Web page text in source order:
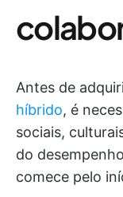
Antes de
híbrido, é
sociais,
do
comece pelo